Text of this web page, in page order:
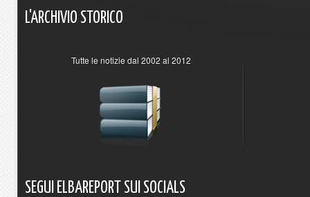
L'ARCHIVIO STORICO
Tutte le notizie dal 2002 al 2012
SEGUI ELBAREPORT SUI SOCIALS